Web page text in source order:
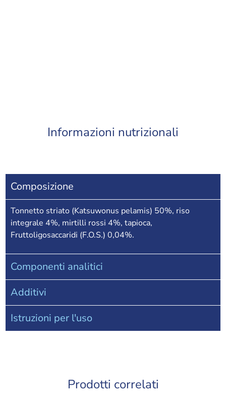
Informazioni nutrizionali
Composizione
Tonnetto striato (Katsuwonus pelamis) 50%, riso
integrale 4%, mirtilli rossi 4%, tapioca,
Fruttoligosaccaridi (F.O.S.) 0,04%.
Componenti analitici
Additivi
Istruzioni per l'uso
Prodotti correlati